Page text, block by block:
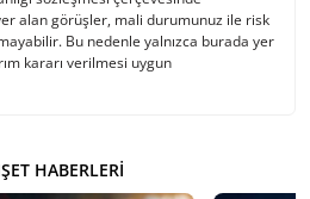
alan görüşler, mali durumunuz ile risk
Bu nedenle yalnızca burada yer
kararı verilmesi uygun
HABERLERI